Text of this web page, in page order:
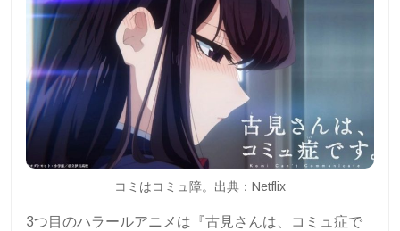
コミはコミュ障。出典：Netflix
3つ目のハラールアニメは『古見さんは、コミュ症で